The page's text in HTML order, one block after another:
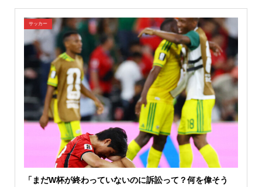
サッカー
「まだW杯が終わっていないのに訴訟って？何を偉そう